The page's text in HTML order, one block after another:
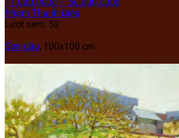
Phạm Thanh Điệp
Lượt xem: 52
Sơn dầu, 100x100 cm